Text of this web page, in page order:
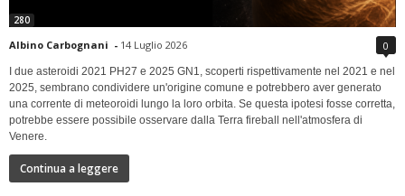
280
Albino Carbognani - 14 Luglio 2026 0
I due asteroidi 2021 PH27 e 2025 GN1, scoperti rispettivamente nel 2021 e nel
2025, sembrano condividere un'origine comune e potrebbero aver generato
una corrente di meteoroidi lungo la loro orbita. Se questa ipotesi fosse corretta,
potrebbe essere possibile osservare dalla Terra fireball nell'atmosfera di
Venere.
Continua a leggere